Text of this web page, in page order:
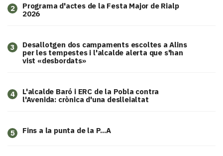
2
Programa d'actes de la Festa Major de Rialp
2026
3
​Desallotgen dos campaments escoltes a Alins
per les tempestes i l'alcalde alerta que s'han
vist «desbordats»
4
L'alcalde Baró i ERC de la Pobla contra
l'Avenida: crònica d'una deslleialtat
5 Fins a la punta de la P...A